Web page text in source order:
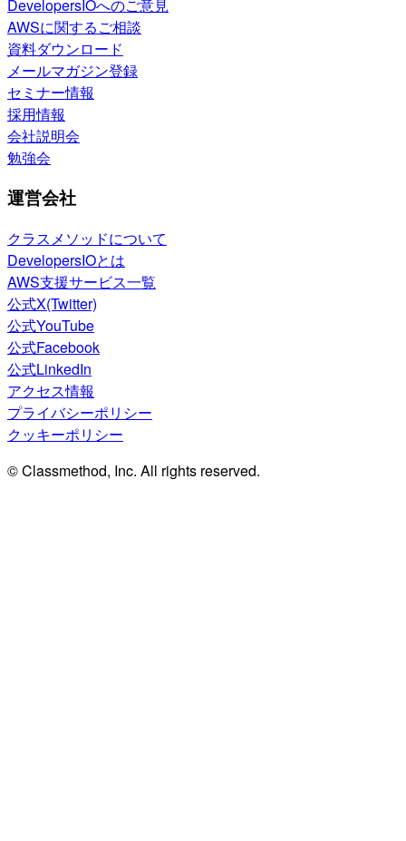
DevelopersIOへのご意見
AWSに関するご相談
資料ダウンロード
メールマガジン登録
セミナー情報
採用情報
会社説明会
勉強会
運営会社
クラスメソッドについて
DevelopersIOとは
AWS支援サービス一覧
公式X(Twitter)
公式YouTube
公式Facebook
公式LinkedIn
アクセス情報
プライバシーポリシー
クッキーポリシー
© Classmethod, Inc. All rights reserved.